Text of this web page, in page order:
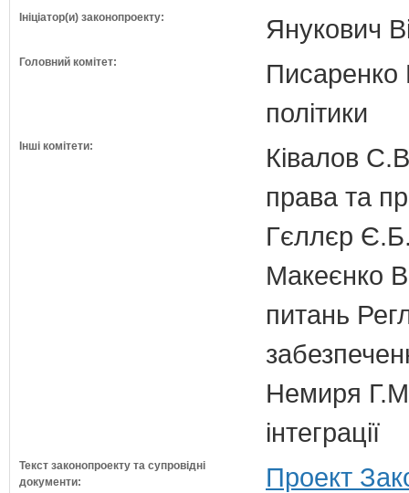
Ініціатор(и) законопроекту: Янукович
Головний комітет:
Писаренко
політики
Інші комітети:
Ківалов
права та
Гєллєр
Макеєнко
питань
Немиря
інтеграції
Текст законопроекту та супровідні
документи:
Проект